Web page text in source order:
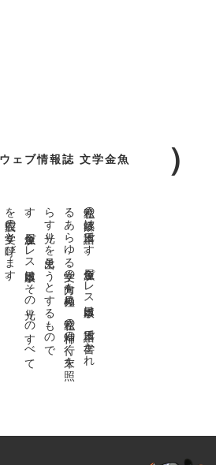
ェブ情報誌 文学金魚
私達の
故郷は
日本語で
す
。
金魚屋プ
レ
ス
日本版は
、
日本語で
書か
れ
る
あ
ら
ゆ
る
文学の
方向を
見極め
、
私達の
精神の
行く
末を
照
ら
す
光り
を
見出そ
う
と
す
る
も
の
で
す
。
金魚屋プ
レ
ス
日本版は
そ
の
光り
の
す
べ
て
を
広義の
文学と
呼び
ま
す
。